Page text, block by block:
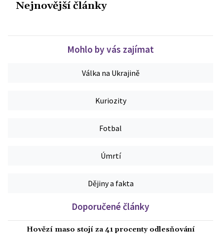
Nejnovější články
Mohlo by vás zajímat
Válka na Ukrajině
Kuriozity
Fotbal
Úmrtí
Dějiny a fakta
Doporučené články
Hovězí maso stojí za 41 procenty odlesňování